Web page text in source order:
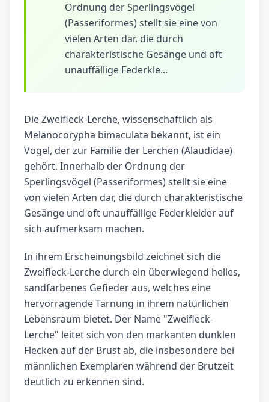
Ordnung der Sperlingsvögel
(Passeriformes) stellt sie eine von
vielen Arten dar, die durch
charakteristische Gesänge und oft
unauffällige Federkle...
Die Zweifleck-Lerche, wissenschaftlich als
Melanocorypha bimaculata bekannt, ist ein
Vogel, der zur Familie der Lerchen (Alaudidae)
gehört. Innerhalb der Ordnung der
Sperlingsvögel (Passeriformes) stellt sie eine
von vielen Arten dar, die durch charakteristische
Gesänge und oft unauffällige Federkleider auf
sich aufmerksam machen.
In ihrem Erscheinungsbild zeichnet sich die
Zweifleck-Lerche durch ein überwiegend helles,
sandfarbenes Gefieder aus, welches eine
hervorragende Tarnung in ihrem natürlichen
Lebensraum bietet. Der Name "Zweifleck-
Lerche" leitet sich von den markanten dunklen
Flecken auf der Brust ab, die insbesondere bei
männlichen Exemplaren während der Brutzeit
deutlich zu erkennen sind.